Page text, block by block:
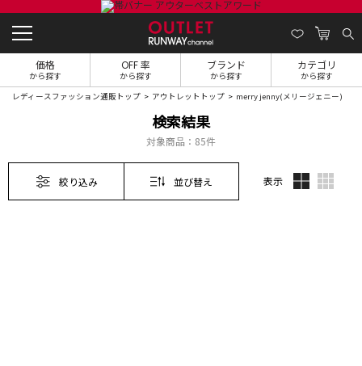
価格
から探す
OFF 率
から探す
ブランド
から探す
カテゴリ
から探す
レディースファッション通販トップ アウトレットトップ merry jenny(メリージェニー)
検索結果
対象商品： 85件
絞り込み 並び替え 表示